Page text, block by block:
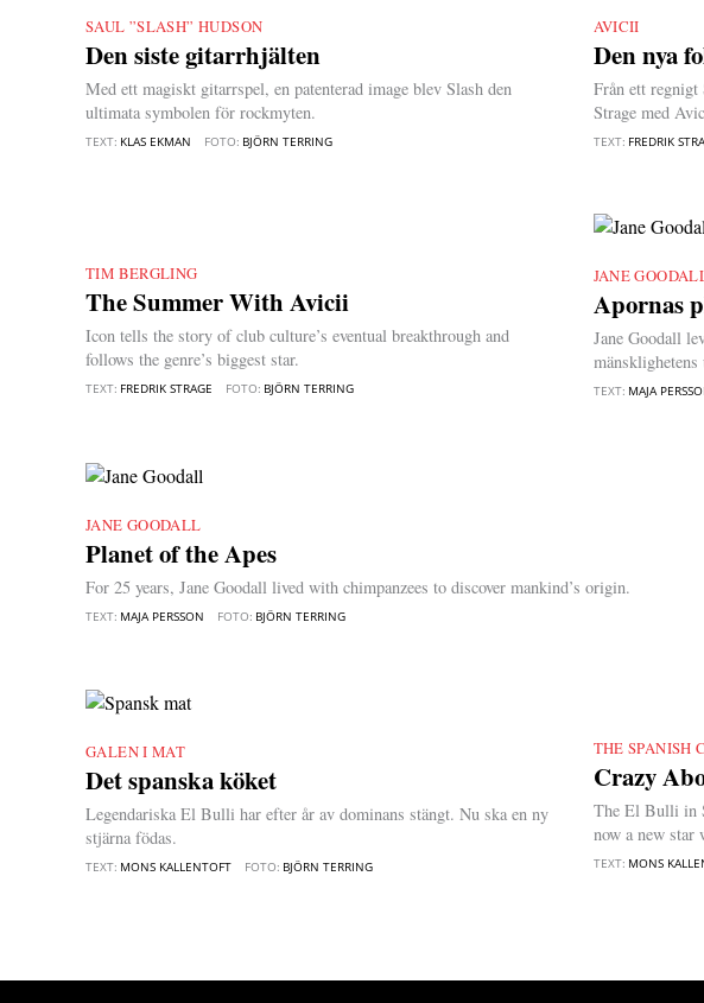
SAUL ”SLASH” HUDSON
Den siste gitarrhjälten
Med ett magiskt gitarrspel, en patenterad image blev Slash den
ultimata symbolen för ­rockmyten.
TEXT: KLAS EKMAN FOTO: BJÖRN TERRING
AVICII
Den nya
Från ett
Strage med
TEXT: FREDRIK
TIM BERGLING
The Summer With Avicii
Icon tells the story of club culture’s eventual breakthrough and
follows the genre’s biggest star.
TEXT: FREDRIK STRAGE FOTO: BJÖRN TERRING
JANE
Apornas
Jane Goodall
mänsklighetens
TEXT: MAJA
JANE GOODALL
Planet of the Apes
For 25 years, Jane Goodall lived with chimpanzees to discover mankind’s origin.
TEXT: MAJA PERSSON FOTO: BJÖRN TERRING
GALEN I MAT
Det spanska köket
Legendariska El Bulli har efter år av dominans stängt. Nu ska en ny
stjärna födas.
TEXT: MONS KALLENTOFT FOTO: BJÖRN TERRING
THE SPANISH
Crazy
The El Bulli in
now a new star
TEXT: MONS